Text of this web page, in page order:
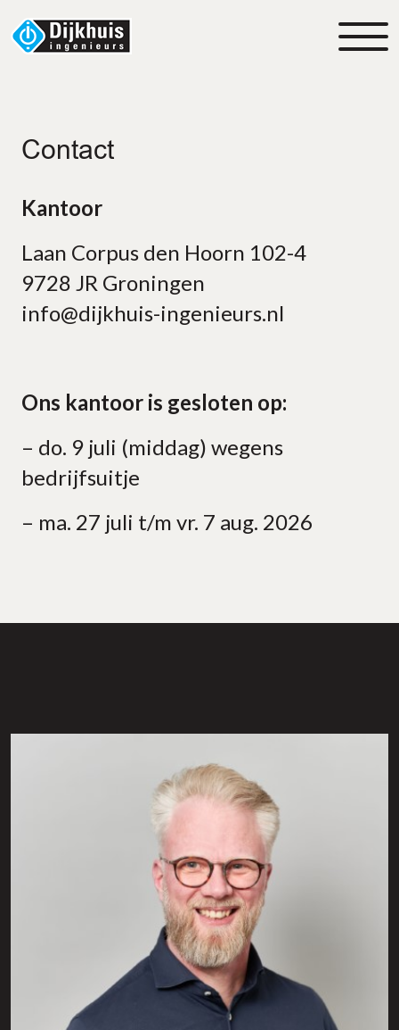
Contact
Kantoor
Laan Corpus den Hoorn 102-4
9728 JR Groningen
info@dijkhuis-ingenieurs.nl
Ons kantoor is gesloten op:
– do. 9 juli (middag) wegens
bedrijfsuitje
– ma. 27 juli t/m vr. 7 aug. 2026